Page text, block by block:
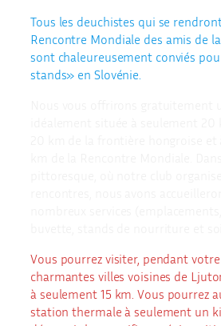
Tous les deuchistes qui se
Rencontre Mondiale des amis de
sont chaleureusement conviés
stands» en Slovénie.
Vous pourrez visiter, pendant votre
charmantes villes voisines de
à seulement 15 km. Vous pourrez
station thermale à seulement un